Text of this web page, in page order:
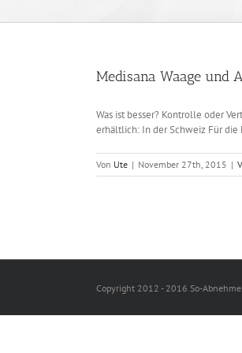
Medisana Waage und
Was ist besser? Kontrolle oder
erhältlich: In der Schweiz Für die
Von Ute | November 27th, 2015 |
Copyright 2012 - 2016 So-